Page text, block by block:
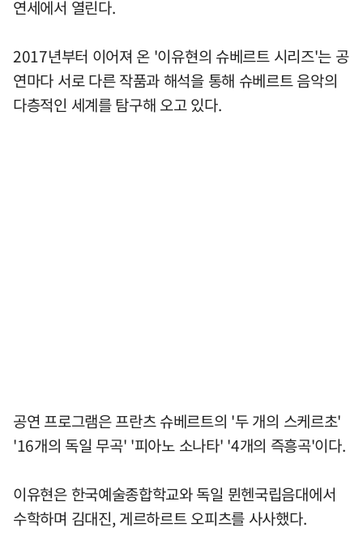
연세에서 열린다.
2017년부터 이어져 온 '이유현의 슈베르트 시리즈'는 공
연마다 서로 다른 작품과 해석을 통해 슈베르트 음악의
다층적인 세계를 탐구해 오고 있다.
공연 프로그램은 프란츠 슈베르트의 '두 개의 스케르초'
'16개의 독일 무곡' '피아노 소나타' '4개의 즉흥곡'이다.
이유현은 한국예술종합학교와 독일 뮌헨국립음대에서
수학하며 김대진, 게르하르트 오피츠를 사사했다.